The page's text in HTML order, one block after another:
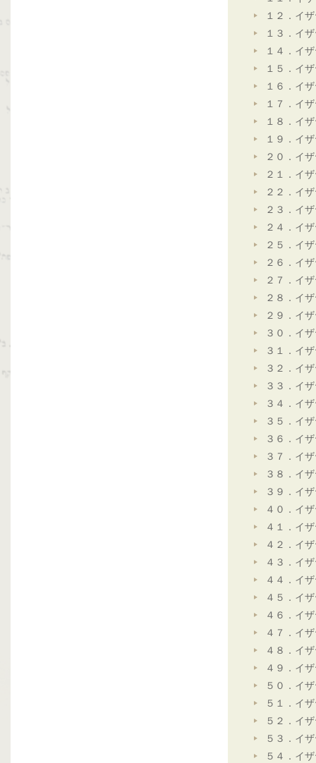
１２．イ
１３．イ
１４．イ
１５．イ
１６．イ
１７．イ
１８．イ
１９．イ
２０．イ
２１．イ
２２．イ
２３．イ
２４．イ
２５．イ
２６．イ
２７．イ
２８．イ
２９．イ
３０．イ
３１．イ
３２．イ
３３．イ
３４．イ
３５．イ
３６．イ
３７．イ
３８．イ
３９．イ
４０．イ
４１．イ
４２．イ
４３．イ
４４．イ
４５．イ
４６．イ
４７．イ
４８．イ
４９．イ
５０．イ
５１．イ
５２．イ
５３．イ
５４．イ